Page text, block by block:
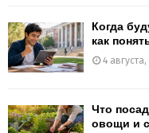
Когда
как
4 августа,
Что
овощи и